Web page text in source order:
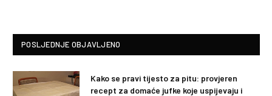
POSLJEDNJE OBJAVLJENO
Kako se pravi tijesto za pitu: provjeren
recept za domaće jufke koje uspijevaju i